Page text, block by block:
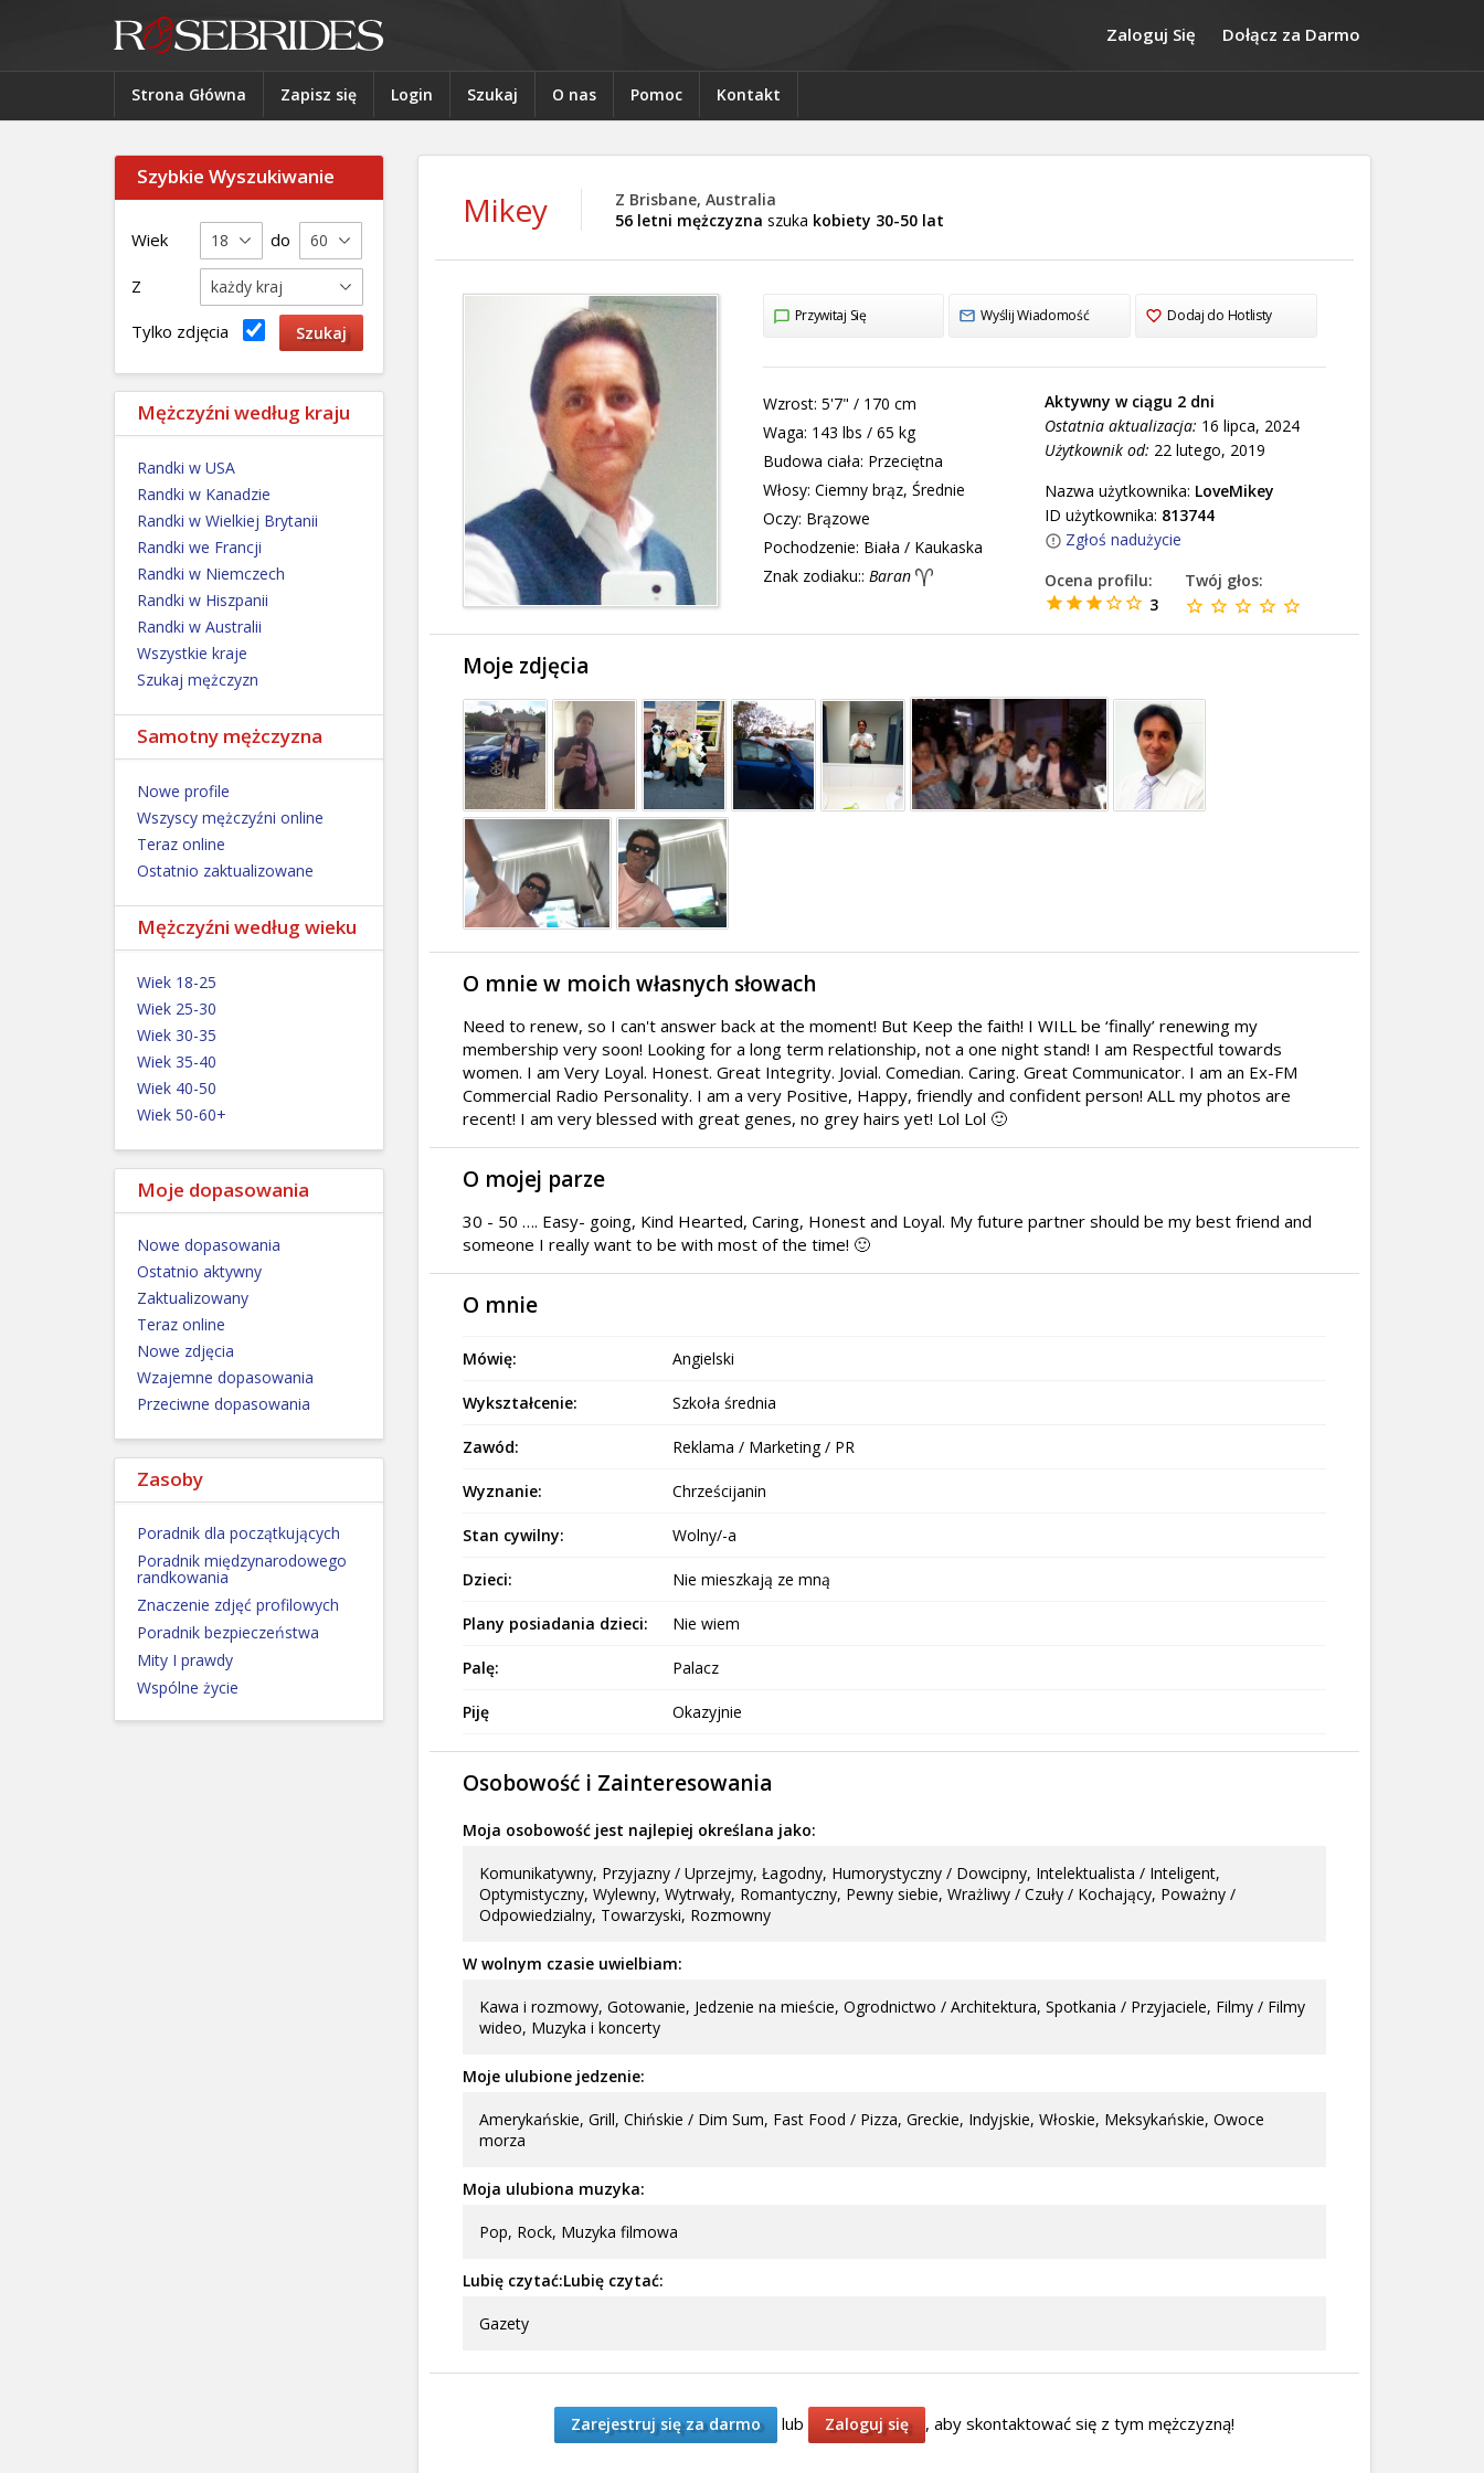
Zaloguj Się Dołącz za Darmo
Strona Główna Zapisz się Login Szukaj O nas Pomoc Kontakt
Szybkie Wyszukiwanie
Wiek do
Z
Tylko zdjęcia
Mężczyźni według kraju
Randki w USA
Randki w Kanadzie
Randki w Wielkiej Brytanii
Randki we Francji
Randki w Niemczech
Randki w Hiszpanii
Randki w Australii
Wszystkie kraje
Szukaj mężczyzn
Samotny mężczyzna
Nowe profile
Wszyscy mężczyźni online
Teraz online
Ostatnio zaktualizowane
Mężczyźni według wieku
Wiek 18-25
Wiek 25-30
Wiek 30-35
Wiek 35-40
Wiek 40-50
Wiek 50-60+
Moje dopasowania
Nowe dopasowania
Ostatnio aktywny
Zaktualizowany
Teraz online
Nowe zdjęcia
Wzajemne dopasowania
Przeciwne dopasowania
Zasoby
Poradnik dla początkujących
Poradnik międzynarodowego
randkowania
Znaczenie zdjęć profilowych
Poradnik bezpieczeństwa
Mity I prawdy
Wspólne życie
Mikey
Z Brisbane, Australia
56 letni mężczyzna szuka kobiety 30-50 lat
Przywitaj Się Wyślij Wiadomość Dodaj do Hotlisty
Wzrost: 5'7" / 170 cm
Waga: 143 lbs / 65 kg
Budowa ciała: Przeciętna
Włosy: Ciemny brąz, Średnie
Oczy: Brązowe
Pochodzenie: Biała / Kaukaska
Znak zodiaku:: Baran
Aktywny w ciągu 2 dni
Ostatnia aktualizacja: 16 lipca, 2024
Użytkownik od: 22 lutego, 2019
Nazwa użytkownika: LoveMikey
ID użytkownika: 813744
Zgłoś nadużycie
Ocena profilu:
3
Twój głos:
Moje zdjęcia
O mnie w moich własnych słowach
Need to renew, so I can't answer back at the moment! But Keep the faith! I WILL be ‘finally’ renewing my
membership very soon! Looking for a long term relationship, not a one night stand! I am Respectful towards
women. I am Very Loyal. Honest. Great Integrity. Jovial. Comedian. Caring. Great Communicator. I am an Ex-FM
Commercial Radio Personality. I am a very Positive, Happy, friendly and confident person! ALL my photos are
recent! I am very blessed with great genes, no grey hairs yet! Lol Lol 🙂
O mojej parze
30 - 50 …. Easy- going, Kind Hearted, Caring, Honest and Loyal. My future partner should be my best friend and
someone I really want to be with most of the time! 🙂
O mnie
Mówię: Angielski
Wykształcenie: Szkoła średnia
Zawód: Reklama / Marketing / PR
Wyznanie: Chrześcijanin
Stan cywilny: Wolny/-a
Dzieci: Nie mieszkają ze mną
Plany posiadania dzieci: Nie wiem
Palę: Palacz
Piję Okazyjnie
Osobowość i Zainteresowania
Moja osobowość jest najlepiej określana jako:
Komunikatywny, Przyjazny / Uprzejmy, Łagodny, Humorystyczny / Dowcipny, Intelektualista / Inteligent,
Optymistyczny, Wylewny, Wytrwały, Romantyczny, Pewny siebie, Wrażliwy / Czuły / Kochający, Poważny /
Odpowiedzialny, Towarzyski, Rozmowny
W wolnym czasie uwielbiam:
Kawa i rozmowy, Gotowanie, Jedzenie na mieście, Ogrodnictwo / Architektura, Spotkania / Przyjaciele, Filmy / Filmy
wideo, Muzyka i koncerty
Moje ulubione jedzenie:
Amerykańskie, Grill, Chińskie / Dim Sum, Fast Food / Pizza, Greckie, Indyjskie, Włoskie, Meksykańskie, Owoce
morza
Moja ulubiona muzyka:
Pop, Rock, Muzyka filmowa
Lubię czytać:Lubię czytać:
Gazety
Zarejestruj się za darmo lub Zaloguj się , aby skontaktować się z tym mężczyzną!